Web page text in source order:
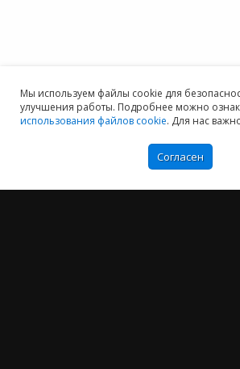
Мы используем файлы cookie для
улучшения работы. Подробнее можно
использования файлов cookie. Для нас
Согласен